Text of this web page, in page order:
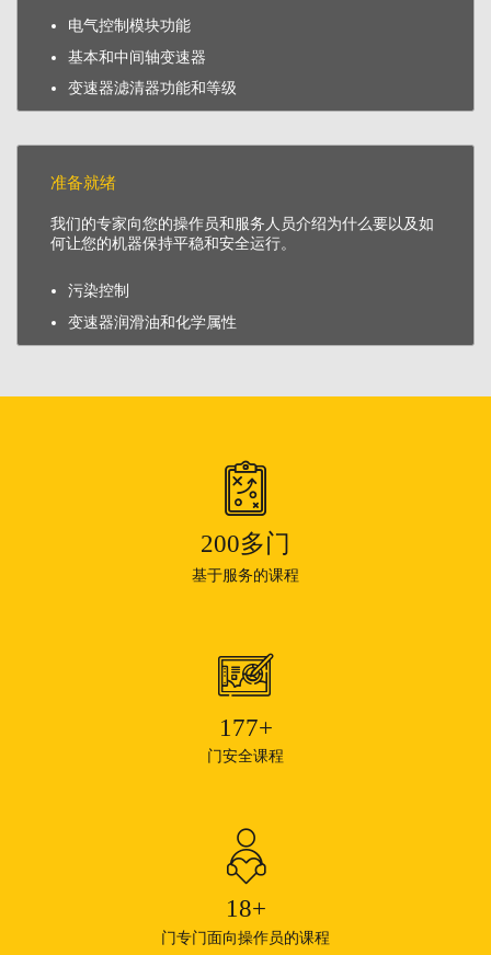
电气控制模块功能
基本和中间轴变速器
变速器滤清器功能和等级
准备就绪
我们的专家向您的操作员和服务人员介绍为什么要以及如
何让您的机器保持平稳和安全运行。
污染控制
变速器润滑油和化学属性
200多门
基于服务的课程
177+
门安全课程
18+
门专门面向操作员的课程